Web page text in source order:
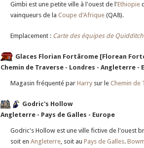
Gimbi est une petite ville à l'ouest de l'Ethiopie
vainqueurs de la Coupe d'Afrique (QA8).
Emplacement : Carte des équipes de
Glaces Florian Fortârome [Florean
Chemin de Traverse - Londres - Angleterre -
Magasin fréquenté par Harry sur le Chemin de
Godric's Hollow
Angleterre - Pays de Galles - Europe
Godric's Hollow est une ville fictive de l'ouest
soit en Angleterre, soit au Pays de Galles.